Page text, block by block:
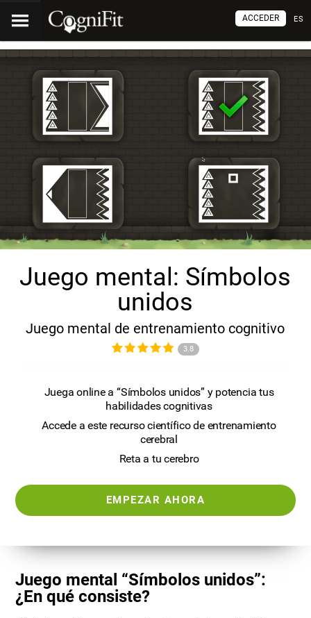
ES
ACCEDER
Juego mental: Símbolos
unidos
Juego mental de entrenamiento cognitivo
3.8
Juega online a “Símbolos unidos” y potencia tus
habilidades cognitivas
Accede a este recurso científico de entrenamiento
cerebral
Reta a tu cerebro
EMPEZAR AHORA
Juego mental “Símbolos unidos”:
¿En qué consiste?